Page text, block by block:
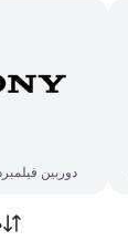
دوربین